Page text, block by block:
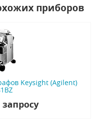
приборов
Keysight (Agilent)